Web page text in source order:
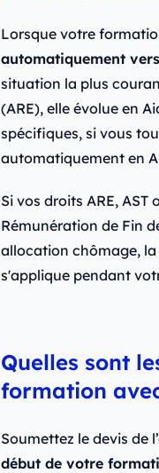
Lorsque votre
automatiquement
situation la plus
(ARE), elle évolue en
spécifiques, si vous
automatiquement en
Si vos droits ARE,
Rémunération de Fin
allocation chômage, la
s'applique pendant
Quelles sont
formation
Soumettez le devis de
début de votre